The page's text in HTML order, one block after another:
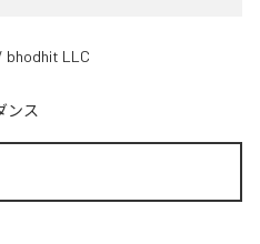
bhodhit LLC
ンス